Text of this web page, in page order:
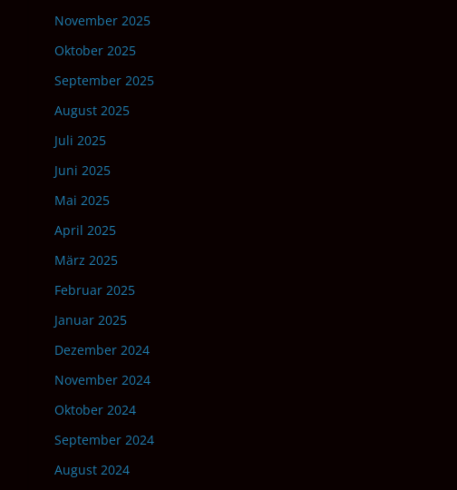
November 2025
Oktober 2025
September 2025
August 2025
Juli 2025
Juni 2025
Mai 2025
April 2025
März 2025
Februar 2025
Januar 2025
Dezember 2024
November 2024
Oktober 2024
September 2024
August 2024